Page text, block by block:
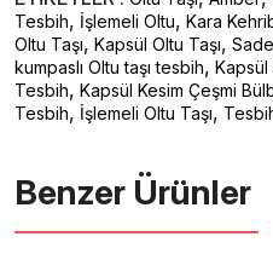
Tesbih, İşlemeli Oltu, Kara
Oltu Taşı, Kapsül Oltu Taşı,
kumpaslı Oltu taşı tesbih, Kapsül
Tesbih, Kapsül Kesim Çeşmi
Tesbih, İşlemeli Oltu Taşı,
Benzer Ürünler ️